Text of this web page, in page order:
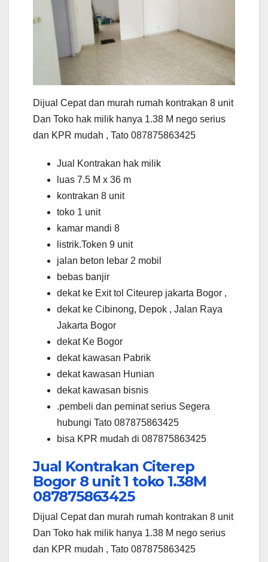
Dijual Cepat dan murah rumah kontrakan 8 unit
Dan Toko hak milik hanya 1.38 M nego serius
dan KPR mudah , Tato 087875863425
Jual Kontrakan hak milik
luas 7.5 M x 36 m
kontrakan 8 unit
toko 1 unit
kamar mandi 8
listrik.Token 9 unit
jalan beton lebar 2 mobil
bebas banjir
dekat ke Exit tol Citeurep jakarta Bogor ,
dekat ke Cibinong, Depok , Jalan Raya
Jakarta Bogor
dekat Ke Bogor
dekat kawasan Pabrik
dekat kawasan Hunian
dekat kawasan bisnis
.pembeli dan peminat serius Segera
hubungi Tato 087875863425
bisa KPR mudah di 087875863425
Jual Kontrakan Citerep
Bogor 8 unit 1 toko 1.38M
087875863425
Dijual Cepat dan murah rumah kontrakan 8 unit
Dan Toko hak milik hanya 1.38 M nego serius
dan KPR mudah , Tato 087875863425